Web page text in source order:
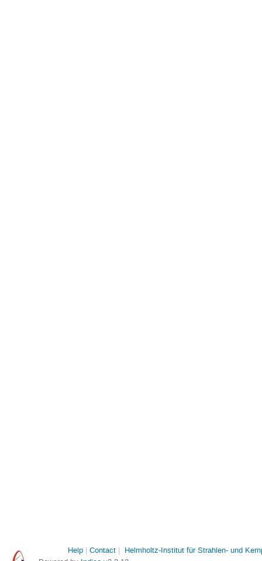
Help Contact Helmholtz-Institut für Strahlen- und